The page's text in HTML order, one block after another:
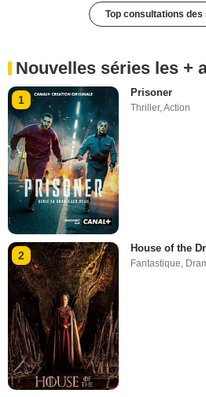
Top consultations des
Nouvelles séries les +
1
Prisoner
Thriller,Action
2
House of the
Fantastique,